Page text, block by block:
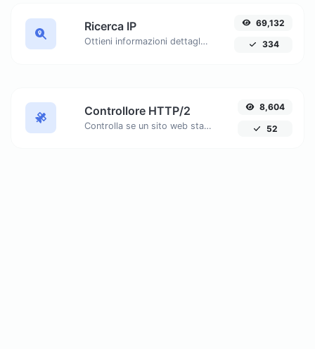
Ricerca IP
Ottieni informazioni dettagliate su qualsiasi indirizzo IP, inclusi geolocalizzazione, dettagli ISP e altro ancora.
69,132
334
Controllore HTTP/2
Controlla se un sito web sta utilizzando il nuovo protocollo HTTP/2 o meno. Scopri perché migrare a HTTPS è essenziale per sfruttare appieno HTTP/2.
8,604
52